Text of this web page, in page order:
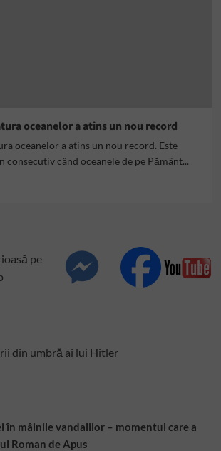
oceanelor a atins un nou record
oceanelor a atins un nou record. Este
consecutiv când oceanele de pe Pământ...
din umbră ai lui Hitler
în mâinile vandalilor – momentul care a
Roman de Apus